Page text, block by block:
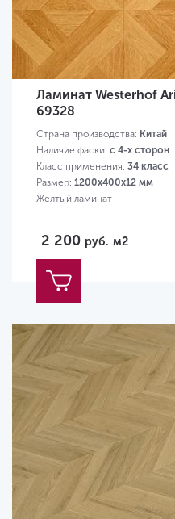
Ламинат Westerhof
69328
Страна производства: Китай
Наличие фаски: с 4-х сторон
Класс применения: 34 класс
Размер: 1200х400х12 мм
Желтый ламинат
2 200 руб. м2